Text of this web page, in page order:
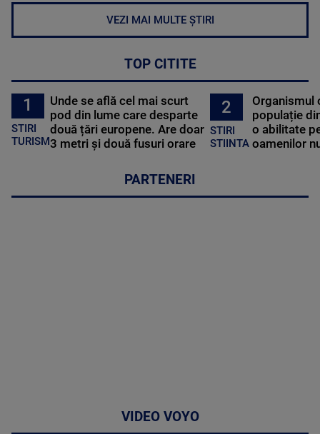
VEZI MAI MULTE ȘTIRI
TOP CITITE
1
STIRI
TURISM
Unde se află cel mai scurt
pod din lume care desparte
două țări europene. Are doar
3 metri și două fusuri orare
2
STIRI
STIINTA
Organismul
populație
o abilitate
oamenilor
PARTENERI
VIDEO VOYO